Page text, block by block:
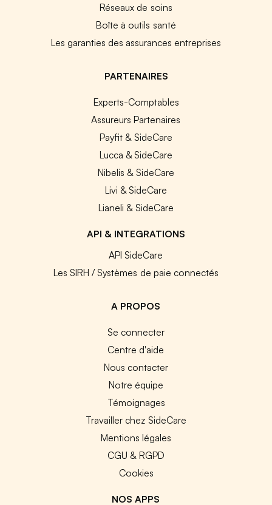
Réseaux de soins
Boîte à outils santé
Les garanties des assurances entreprises
PARTENAIRES
Experts-Comptables
Assureurs Partenaires
Payfit & SideCare
Lucca & SideCare
Nibelis & SideCare
Livi & SideCare
Lianeli & SideCare
API & INTEGRATIONS
API SideCare
Les SIRH / Systèmes de paie connectés
A PROPOS
Se connecter
Centre d'aide
Nous contacter
Notre équipe
Témoignages
Travailler chez SideCare
Mentions légales
CGU & RGPD
Cookies
NOS APPS